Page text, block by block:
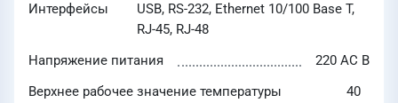
Интерфейсы
USB, RS-232, Ethernet 10/100 Base T,
RJ-45, RJ-48
Напряжение питания
220 AC В
Верхнее рабочее значение температуры
40